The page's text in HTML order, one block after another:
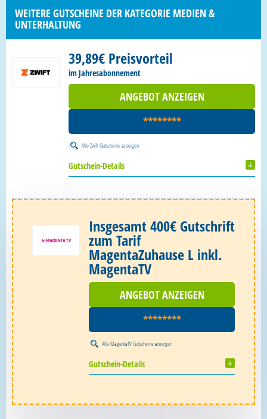
WEITERE GUTSCHEINE DER KATEGORIE MEDIEN &
UNTERHALTUNG
39,89€ Preisvorteil
im Jahresabonnement
ANGEBOT ANZEIGEN
********
AlleZwift Gutscheineanzeigen
Gutschein-Details
Insgesamt 400€ Gutschrift
zum Tarif
MagentaZuhause L inkl.
MagentaTV
ANGEBOT ANZEIGEN
********
AlleMagentaTV Gutscheineanzeigen
Gutschein-Details